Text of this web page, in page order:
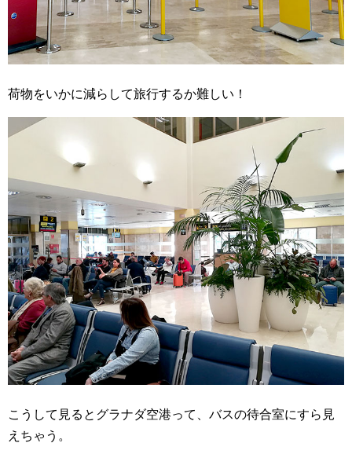
荷物をいかに減らして旅行するか難しい！
こうして見るとグラナダ空港って、バスの待合室にすら見
えちゃう。